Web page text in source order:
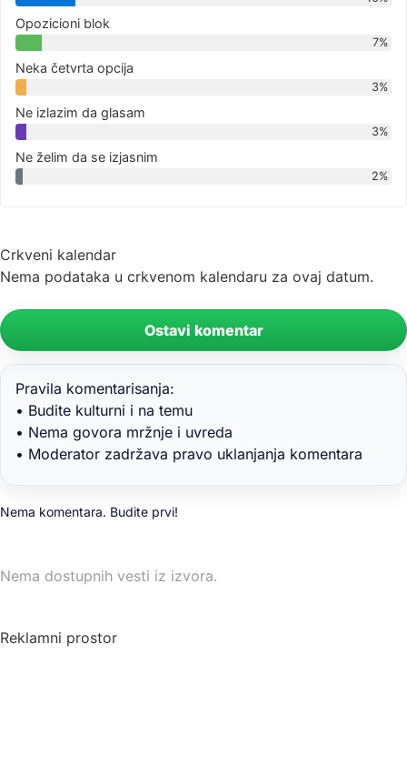
Opozicioni blok
7%
Neka četvrta opcija
3%
Ne izlazim da glasam
3%
Ne želim da se izjasnim
2%
Crkveni kalendar
Nema podataka u crkvenom kalendaru za ovaj datum.
Ostavi komentar
Pravila komentarisanja:
• Budite kulturni i na temu
• Nema govora mržnje i uvreda
• Moderator zadržava pravo uklanjanja komentara
Nema komentara. Budite prvi!
Nema dostupnih vesti iz izvora.
Reklamni prostor